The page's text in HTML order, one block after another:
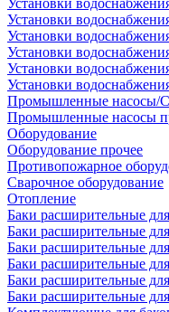
Установки
Установки
Установки
Установки
Установки
Установки
Промышленные насосы/
Промышленные насосы
Оборудование
Оборудование прочее
Противопожарное
Сварочное оборудование
Отопление
Баки расширительные
Баки расширительные
Баки расширительные
Баки расширительные
Баки расширительные
Баки расширительные